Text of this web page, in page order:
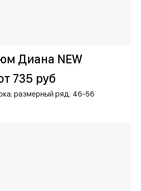
Диана NEW
735 руб
размерный ряд: 46-56